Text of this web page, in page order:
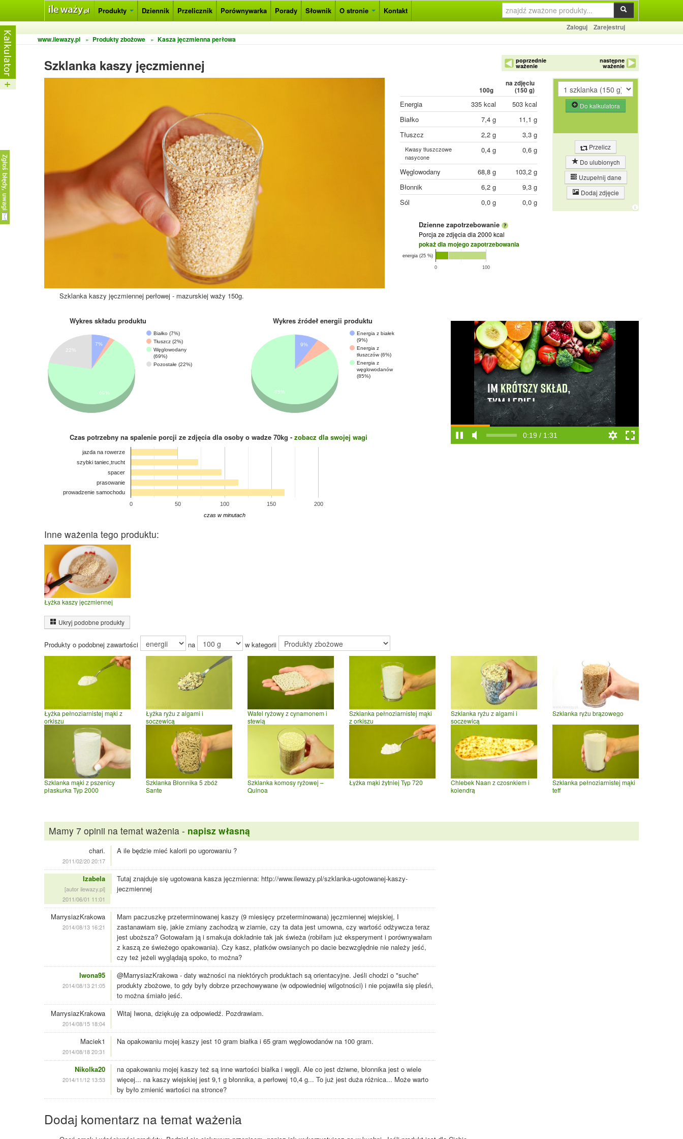
Produkty Dziennik Przelicznik Porównywarka Porady Słownik O stronie Kontakt
Zaloguj
Zarejestruj
www.ilewazy.pl
» Produkty zbożowe » Kasza jęczmienna perłowa
Szklanka kaszy jęczmiennej poprzednie
ważenie
następne
ważenie
Szklanka kaszy jęczmiennej perłowej - mazurskiej waży 150g.
100g
na zdjęciu
(150 g)
Energia 335 kcal
503 kcal
Białko
7,4 g
11,1 g
Tłuszcz
2,2 g 3,3 g
Kwasy tłuszczowe
nasycone
0,4 g 0,6 g
Węglowodany 68,8 g
103,2 g
Błonnik
6,2 g
9,3 g
Sól
0,0 g 0,0 g
Dzienne zapotrzebowanie
Porcja ze zdjęcia dla 2000 kcal
pokaż dla mojego zapotrzebowania
0 100
energia (25 %)
Do kalkulatora
Przelicz
Do ulubionych
Uzupełnij dane
Dodaj zdjęcie
Wykres składu produktu
Białko (7%)
Tłuszcz (2%)
Węglowodany
(69%)
Pozostałe (22%)
7%
22%
69%
Wykres źródeł energii produktu
Energia z białek
(9%)
Energia z
tłuszczów (6%)
Energia z
węglowodanów
(85%)
9%
85%
Czas potrzebny na spalenie porcji ze zdjęcia dla osoby o wadze 70kg - zobacz dla swojej wagi
0 50 100 150 200
jazda na rowerze
szybki taniec,trucht
spacer
prasowanie
prowadzenie samochodu
czas w minutach
0:20 / 1:31
Inne ważenia tego produktu:
Łyżka kaszy jęczmiennej
Ukryj podobne produkty
Produkty o podobnej zawartości na w kategorii
Łyżka pełnoziarnistej mąki z
orkiszu
Łyżka ryżu z algami i
soczewicą
Wafel ryżowy z cynamonem i
stewią
Szklanka pełnoziarnistej mąki
z orkiszu
Szklanka ryżu z algami i
soczewicą
Szklanka ryżu brązowego
Szklanka mąki z pszenicy
płaskurka Typ 2000
Szklanka Błonnika 5 zbóż
Sante
Szklanka komosy ryżowej –
Quinoa
Łyżka mąki żytniej Typ 720
Chlebek Naan z czosnkiem i
kolendrą
Szklanka pełnoziarnistej mąki
teff
Mamy 7 opinii na temat ważenia - napisz własną
chari.
2011/02/20 20:17
A ile będzie mieć kalorii po ugorowaniu ?
Izabela
[autor ilewazy.pl]
2011/06/01 11:01
Tutaj znajduje się ugotowana kasza jęczmienna: http://www.ilewazy.pl/szklanka-ugotowanej-kaszy-
jeczmiennej
MarrysiazKrakowa
2014/08/13 16:21
Mam paczuszkę przeterminowanej kaszy (9 miesięcy przeterminowana) jęczmiennej wiejskiej, I
zastanawiam się, jakie zmiany zachodzą w ziarnie, czy ta data jest umowna, czy wartość odżywcza teraz
jest uboższa? Gotowałam ją i smakuja dokładnie tak jak świeża (robiłam już eksperyment i porównywałam
z kaszą ze świeżego opakowania). Czy kasz, płatków owsianych po dacie bezwzględnie nie należy jeść,
czy też jeżeli wyglądają spoko, to można?
Iwona95
2014/08/13 21:05
@MarrysiazKrakowa - daty ważności na niektórych produktach są orientacyjne. Jeśli chodzi o "suche"
produkty zbożowe, to gdy były dobrze przechowywane (w odpowiedniej wilgotności) i nie pojawiła się pleśń,
to można śmiało jeść.
MarrysiazKrakowa
2014/08/15 18:04
Witaj Iwona, dziękuję za odpowiedź. Pozdrawiam.
Maciek1
2014/08/18 20:31
Na opakowaniu mojej kaszy jest 10 gram białka i 65 gram węglowodanów na 100 gram.
Nikolka20
2014/11/12 13:53
na opakowaniu mojej kaszy też są inne wartości białka i węgli. Ale co jest dziwne, błonnika jest o wiele
więcej... na kaszy wiejskiej jest 9,1 g błonnika, a perłowej 10,4 g... To już jest duża różnica... Może warto
by było zmienić wartości na stronce?
Dodaj komentarz na temat ważenia